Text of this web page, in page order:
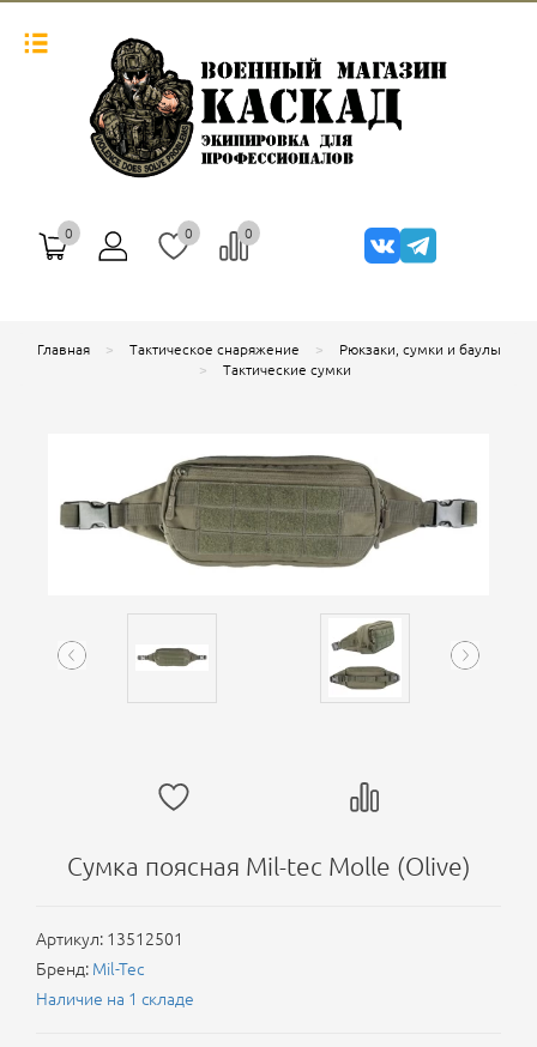
0 0 0
Главная Тактическое снаряжение
Рюкзаки, сумки и баулы
Тактические сумки
Сумка поясная Mil-tec Molle (Olive)
Артикул: 13512501
Бренд: Mil-Tec
Наличие на 1 складе